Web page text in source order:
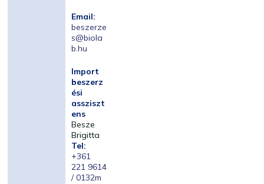
Email:
beszerze
s@biola
b.hu
Import
beszerz
ési
assziszt
ens
Besze
Brigitta
Tel:
+361
221 9614
/ 0132m